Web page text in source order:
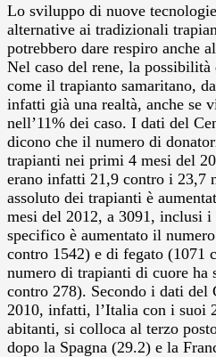
Lo sviluppo di nuove
alternative ai tradizionali
potrebbero dare respiro anche
Nel caso del rene, la
come il trapianto samaritano,
infatti già una realtà, anche se
nell’11% dei caso. I dati del
dicono che il numero di
trapianti nei primi 4 mesi del
erano infatti 21,9 contro i 23,7
assoluto dei trapianti è
mesi del 2012, a 3091, inclusi
specifico è aumentato il
contro 1542) e di fegato (1071
numero di trapianti di cuore ha
contro 278). Secondo i dati del
2010, infatti, l’Italia con i suoi
abitanti, si colloca al terzo
dopo la Spagna (29.2) e la